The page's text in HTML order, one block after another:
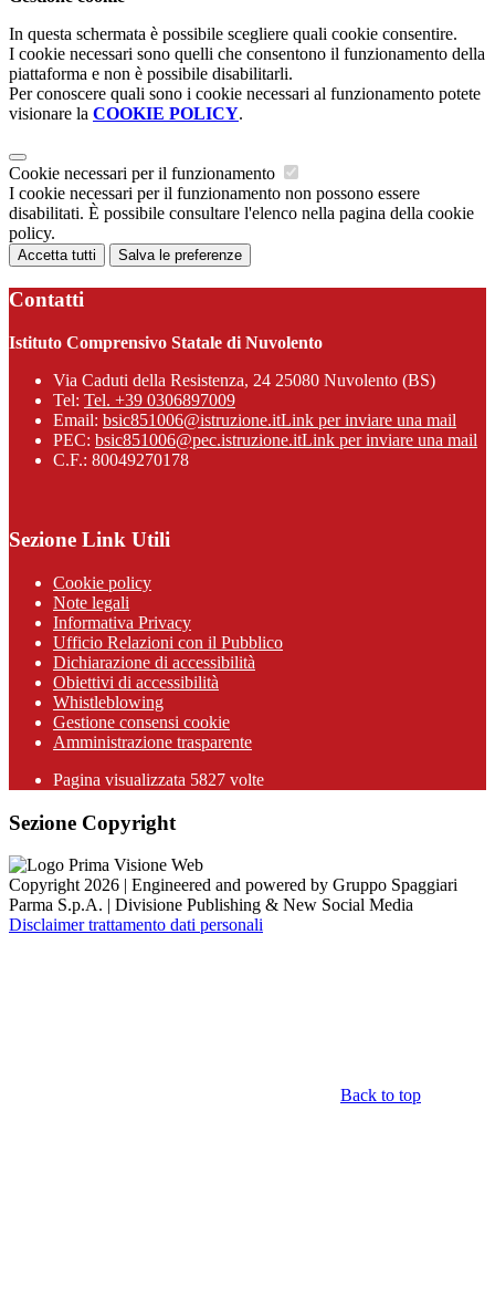
In questa schermata è possibile scegliere quali cookie consentire.
I cookie necessari sono quelli che consentono il funzionamento della
piattaforma e non è possibile disabilitarli.
Per conoscere quali sono i cookie necessari al funzionamento potete
visionare la COOKIE POLICY.
Cookie necessari per il funzionamento
I cookie necessari per il funzionamento non possono essere
disabilitati. È possibile consultare l'elenco nella pagina della cookie
policy.
Accetta tutti Salva le preferenze
Contatti
Istituto Comprensivo Statale di Nuvolento
Via Caduti della Resistenza, 24 25080 Nuvolento (BS)
Tel: Tel. +39 0306897009
Email: bsic851006@istruzione.itLink per inviare una mail
PEC: bsic851006@pec.istruzione.itLink per inviare una mail
C.F.: 80049270178
Sezione Link Utili
Cookie policy
Note legali
Informativa Privacy
Ufficio Relazioni con il Pubblico
Dichiarazione di accessibilità
Obiettivi di accessibilità
Whistleblowing
Gestione consensi cookie
Amministrazione trasparente
Pagina visualizzata 5827 volte
Sezione Copyright
Copyright 2026 | Engineered and powered by Gruppo Spaggiari
Parma S.p.A. | Divisione Publishing & New Social Media
Disclaimer trattamento dati personali
Back to top